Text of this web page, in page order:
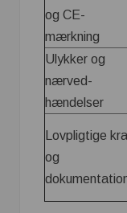
og CE-
mærkning
Ulykker og
nærved-
hændelser
Lovpligtige
og